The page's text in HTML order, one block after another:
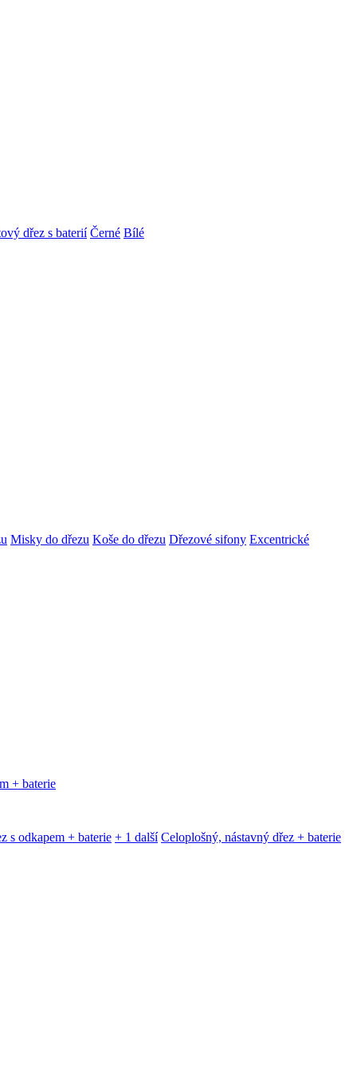
dřez s baterií Černé Bílé
Misky do dřezu Koše do dřezu Dřezové sifony Excentrické
+ baterie
s odkapem + baterie + 1 další Celoplošný, nástavný dřez + baterie